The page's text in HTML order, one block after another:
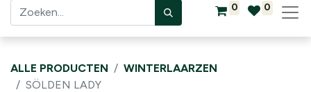
0 0
ALLE PRODUCTEN
WINTERLAARZEN
SÖLDEN LADY